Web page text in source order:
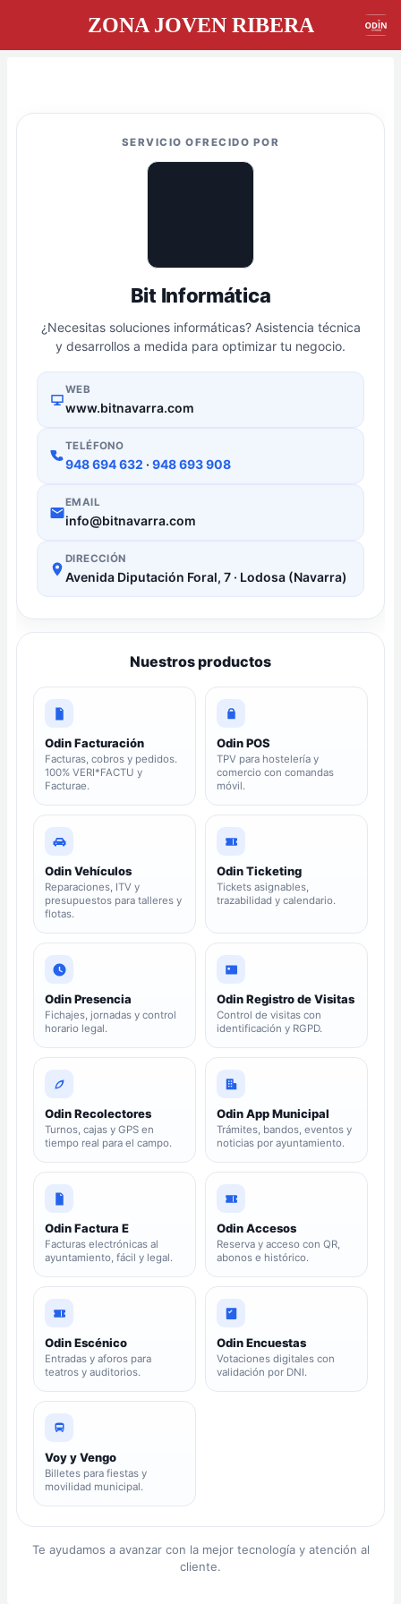
ZONA JOVEN RIBERA
SERVICIO OFRECIDO POR
Bit Informática
¿Necesitas soluciones informáticas? Asistencia técnica
y desarrollos a medida para optimizar tu negocio.
WEB
www.bitnavarra.com
TELÉFONO
948 694 632 · 948 693 908
EMAIL
info@bitnavarra.com
DIRECCIÓN
Avenida Diputación Foral, 7 · Lodosa (Navarra)
Nuestros productos
Odin Facturación
Facturas, cobros y pedidos.
100% VERI*FACTU y
Facturae.
Odin POS
TPV para hostelería y
comercio con comandas
móvil.
Odin Vehículos
Reparaciones, ITV y
presupuestos para talleres y
flotas.
Odin Ticketing
Tickets asignables,
trazabilidad y calendario.
Odin Presencia
Fichajes, jornadas y control
horario legal.
Odin Registro de Visitas
Control de visitas con
identificación y RGPD.
Odin Recolectores
Turnos, cajas y GPS en
tiempo real para el campo.
Odin App Municipal
Trámites, bandos, eventos y
noticias por ayuntamiento.
Odin Factura E
Facturas electrónicas al
ayuntamiento, fácil y legal.
Odin Accesos
Reserva y acceso con QR,
abonos e histórico.
Odin Escénico
Entradas y aforos para
teatros y auditorios.
Odin Encuestas
Votaciones digitales con
validación por DNI.
Voy y Vengo
Billetes para fiestas y
movilidad municipal.
Te ayudamos a avanzar con la mejor tecnología y atención al
cliente.